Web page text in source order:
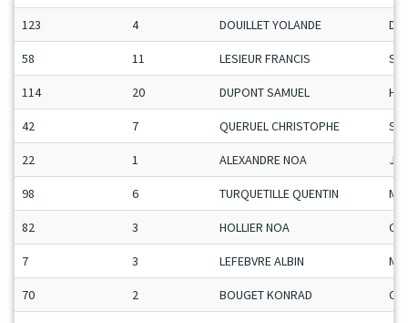
123 4 DOUILLET YOLANDE
58 11 LESIEUR FRANCIS
114 20 DUPONT SAMUEL H-C
42 7 QUERUEL CHRISTOPHE
22 1 ALEXANDRE NOA Ju-
98 6 TURQUETILLE QUENTIN
82 3 HOLLIER NOA
7 3 LEFEBVRE ALBIN
70 2 BOUGET KONRAD